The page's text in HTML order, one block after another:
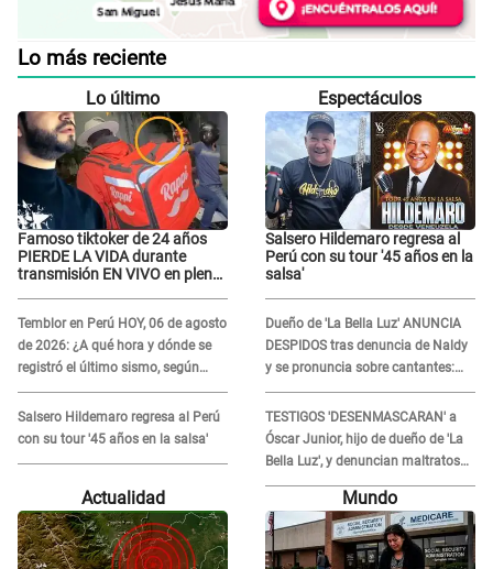
Lo más reciente
Lo último
Famoso tiktoker de 24 años
PIERDE LA VIDA durante
transmisión EN VIVO en plena
Temblor en Perú HOY, 06 de agosto
de 2026: ¿A qué hora y dónde se
registró el último sismo, según
IGP?
Salsero Hildemaro regresa al Perú
con su tour '45 años en la salsa'
Espectáculos
Salsero Hildemaro regresa al
Perú con su tour '45 años en la
salsa'
Dueño de 'La Bella Luz' ANUNCIA
DESPIDOS tras denuncia de Naldy
y se pronuncia sobre cantantes:
"Mis chicas están siendo
vulneradas"
TESTIGOS 'DESENMASCARAN' a
Óscar Junior, hijo de dueño de 'La
Bella Luz', y denuncian maltratos
en la orquesta: "Los humilla..."
Actualidad Mundo